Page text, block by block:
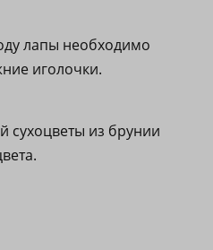
лапы необходимо
иголочки.
сухоцветы из брунии